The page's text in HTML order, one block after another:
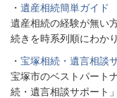
・ 遺産相続簡単ガイド
遺産相続の経験が無い
続きを時系列順にわか
・ 宝塚相続・遺言相談
宝塚市のベストパート
続・遺言相談サポート